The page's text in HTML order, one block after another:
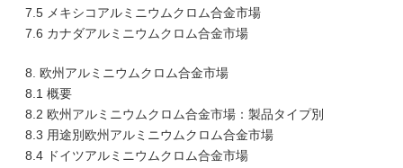
7.5 メキシコアルミニウムクロム合金市場
7.6 カナダアルミニウムクロム合金市場
8. 欧州アルミニウムクロム合金市場
8.1 概要
8.2 欧州アルミニウムクロム合金市場：製品タイプ別
8.3 用途別欧州アルミニウムクロム合金市場
8.4 ドイツアルミニウムクロム合金市場